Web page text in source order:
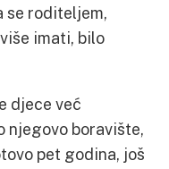
se roditeljem,
imati, bilo
djece već
njegovo boravište,
pet godina, još